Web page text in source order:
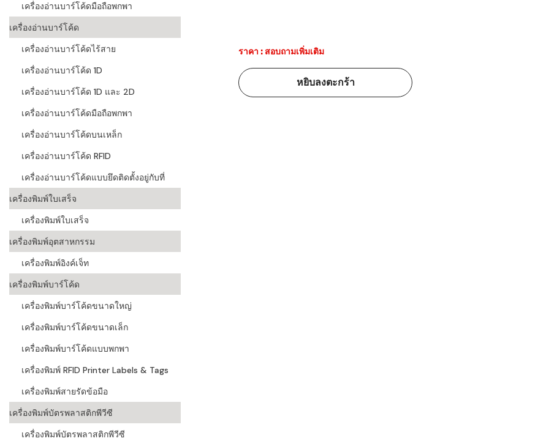
แพทย์
ระบบบาร์โค้ดในด้านการ
เครื่องอ่านบาร์โค้ดมือถือพกพา
เครื่องอ่านบาร์โค้ด
เครื่องอ่านบาร์โค้ดไร้สาย
เครื่องอ่านบาร์โค้ด 1D
เครื่องอ่านบาร์โค้ด 1D และ 2D
เครื่องอ่านบาร์โค้ดมือถือพกพา
เครื่องอ่านบาร์โค้ดบนเหล็ก
เครื่องอ่านบาร์โค้ด RFID
เครื่องอ่านบาร์โค้ดแบบยึดติดตั้งอยู่กับที่
เครื่องพิมพ์ใบเสร็จ
เครื่องพิมพ์ใบเสร็จ
เครื่องพิมพ์อุตสาหกรรม
เครื่องพิมพ์อิงค์เจ็ท
เครื่องพิมพ์บาร์โค้ด
เครื่องพิมพ์บาร์โค้ดขนาดใหญ่
เครื่องพิมพ์บาร์โค้ดขนาดเล็ก
เครื่องพิมพ์บาร์โค้ดแบบพกพา
เครื่องพิมพ์ RFID Printer Labels & Tags
เครื่องพิมพ์สายรัดข้อมือ
เครื่องพิมพ์บัตรพลาสติกพีวีซี
เครื่องพิมพ์บัตรพลาสติกพีวีซี
ราคา : สอบถามเพิ่มเติม
หยิบลงตะกร้า